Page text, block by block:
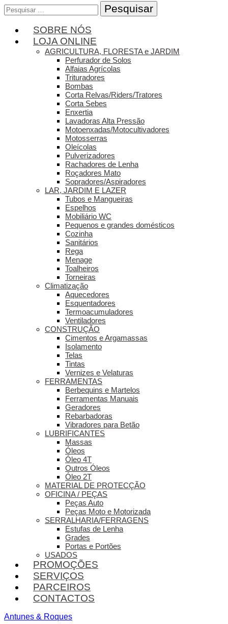
Pesquisar
por:
SOBRE NÓS
LOJA ONLINE
AGRICULTURA, FLORESTA e JARDIM
Perfurador de Solos
Alfaias Agrícolas
Trituradores
Bombas
Corta Relvas/Riders/Tratores
Corta Sebes
Enxertia
Lavadoras Alta Pressão
Motoenxadas/Motocultivadores
Motosserras
Oleícolas
Pulverizadores
Rachadores de Lenha
Roçadores Mato
Sopradores/Aspiradores
LAR, JARDIM E LAZER
Tubos e Mangueiras
Espelhos
Mobiliário WC
Pequenos e grandes domésticos
Cozinha
Sanitários
Rega
Menage
Toalheiros
Torneiras
Climatização
Aquecedores
Esquentadores
Termoacumuladores
Ventiladores
CONSTRUÇÃO
Cimentos e Argamassas
Isolamento
Telas
Tintas
Vernizes e Velaturas
FERRAMENTAS
Berbequins e Martelos
Ferramentas Manuais
Geradores
Rebarbadoras
Vibradores para Betão
LUBRIFICANTES
Massas
Óleos
Óleo 4T
Outros Óleos
Óleo 2T
MATERIAL DE PROTECÇÃO
OFICINA / PEÇAS
Peças Auto
Peças Moto e Motorizada
SERRALHARIA/FERRAGENS
Estufas de Lenha
Grades
Portas e Portões
USADOS
PROMOÇÕES
SERVIÇOS
PARCEIROS
CONTACTOS
Antunes & Roques